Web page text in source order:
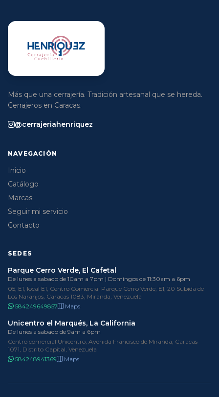
Más que una cerrajería. Tradición artesanal que se hereda.
Cerrajeros en Caracas.
@cerrajeriahenriquez
NAVEGACIÓN
Inicio
Catálogo
Marcas
Seguir mi servicio
Contacto
SEDES
Parque Cerro Verde, El Cafetal
De lunes a sabado de 10am a 7pm | Domingos de 11:30am a 6pm
05, E1, local E1, Centro Comercial Parque Cerro Verde, E1, 20 Subida de
Los Naranjos, Caracas 1083, Miranda, Venezuela
584249649857
Maps
Unicentro el Marqués, La California
De lunes a sabado de 9am a 6pm
Centro comercial Unicentro, Avenida Francisco de Miranda, Caracas
1071, Distrito Capital, Venezuela
584248941369
Maps